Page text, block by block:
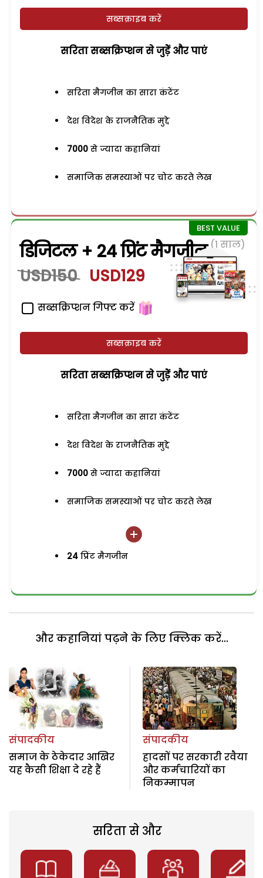
सब्सक्राइब करें
सरिता सब्सक्रिप्शन से जुड़ेें और पाएं
सरिता मैगजीन का सारा कंटेंट
देश विदेश के राजनैतिक मुद्दे
7000 से ज्यादा कहानियां
समाजिक समस्याओं पर चोट करते लेख
डिजिटल + 24 प्रिंट मैगजीन (1 साल)
USD150 USD129
सब्सक्रिप्शन गिफ्ट करें
सब्सक्राइब करें
सरिता सब्सक्रिप्शन से जुड़ेें और पाएं
सरिता मैगजीन का सारा कंटेंट
देश विदेश के राजनैतिक मुद्दे
7000 से ज्यादा कहानियां
समाजिक समस्याओं पर चोट करते लेख
24 प्रिंट मैगजीन
और कहानियां पढ़ने के लिए क्लिक करें...
संपादकीय
समाज के ठेकेदार आखिर
यह कैसी शिक्षा दे रहे हैं
संपादकीय
हादसों पर सरकारी रवैया
और कर्मचारियों का
निकम्मापन
सरिता से और